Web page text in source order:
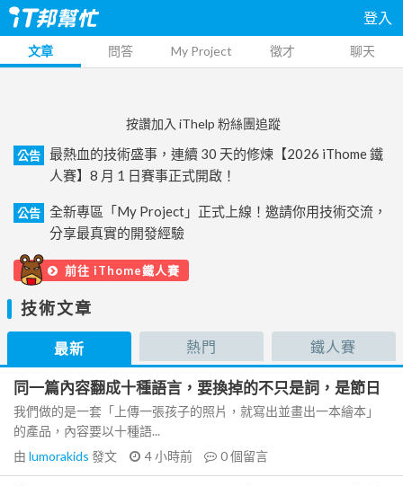
登入
文章 問答 My Project 徵才 聊天
按讚加入 iThelp 粉絲團追蹤
公告
最熱血的技術盛事，連續 30 天的修煉【2026 iThome 鐵
人賽】8 月 1 日賽事正式開啟！
公告
全新專區「My Project」正式上線！邀請你用技術交流，
分享最真實的開發經驗
前往 iThome鐵人賽
技術文章
最新 熱門 鐵人賽
同一篇內容翻成十種語言，要換掉的不只是詞，是節日
我們做的是一套「上傳一張孩子的照片，就寫出並畫出一本繪本」
的產品，內容要以十種語...
由 lumorakids 發文 4 小時前 0個留言